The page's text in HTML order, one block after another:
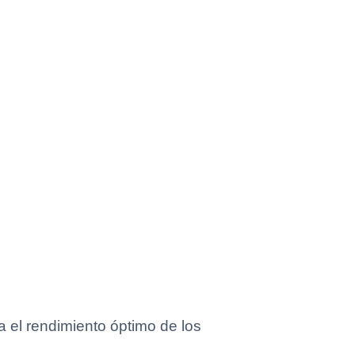
el rendimiento óptimo de los